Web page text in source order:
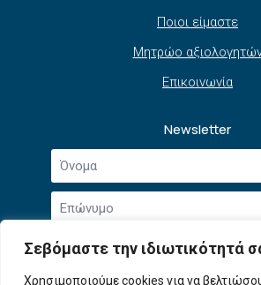
Σεβόμαστε την ιδιωτικότητά
Χρησιμοποιούμε cookies για να
Ποιοι είμαστε
Μητρώο
Επικοινωνία
Newsletter
Όνομα
Επώνυμο
Email
*
Συμφωνώ με την Πολιτική